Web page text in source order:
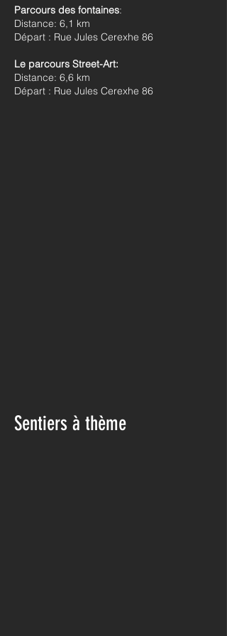
Parcours des fontaines:
Distance: 6,1 km
Départ : Rue Jules Cerexhe 86
Le parcours Street-Art:
Distance: 6,6 km
Départ : Rue Jules Cerexhe 86
Sentiers à thème